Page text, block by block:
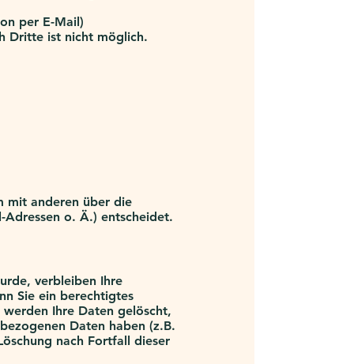
per E-Mail)
Dritte ist nicht möglich.
mit anderen über die
o. Ä.) entscheidet.
verbleiben Ihre
Sie ein berechtigtes
Ihre Daten gelöscht,
Daten haben (z.B.
nach Fortfall dieser